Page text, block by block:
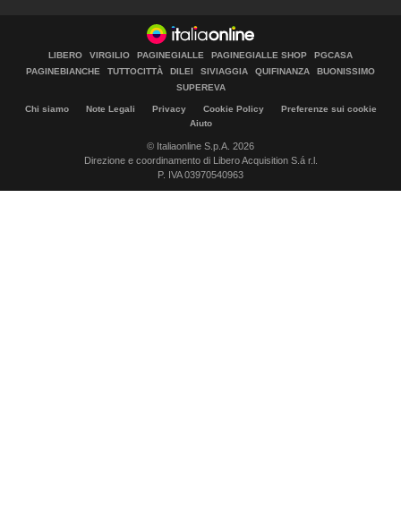
LIBERO VIRGILIO PAGINEGIALLE PAGINEGIALLE SHOP
PGCASA
PAGINEBIANCHE
TUTTOCITTÀ DILEI SIVIAGGIA QUIFINANZA
BUONISSIMO
SUPEREVA
Chi siamo Note Legali Privacy Cookie Policy
Preferenze sui cookie
Aiuto
© Italiaonline S.p.A. 2026
Direzione e coordinamento di Libero Acquisition S.á r.l.
P. IVA 03970540963